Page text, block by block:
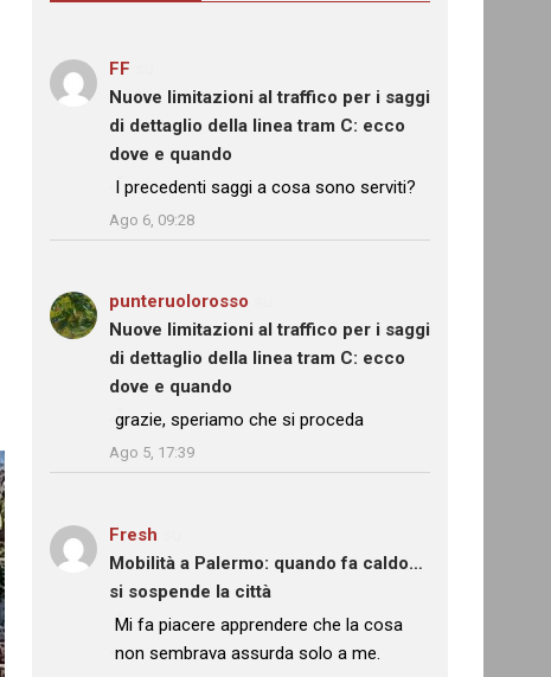
FF
Nuove limitazioni al traffico per i saggi
di dettaglio della linea tram C: ecco
dove e quando
: “I precedenti saggi a cosa sono serviti?
Ago 6, 09:28
punteruolorosso
Nuove limitazioni al traffico per i saggi
di dettaglio della linea tram C: ecco
dove e quando
: “
grazie, speriamo che si proceda
Ago 5, 17:39
Fresh
Mobilità a Palermo: quando fa caldo…
si sospende la città
: “
Mi fa piacere apprendere che la cosa
non sembrava assurda solo a me.